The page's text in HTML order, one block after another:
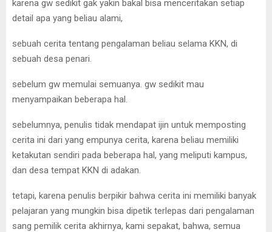
karena gw sedikit gak yakin bakal bisa menceritakan setiap
detail apa yang beliau alami,
sebuah cerita tentang pengalaman beliau selama KKN, di
sebuah desa penari.
sebelum gw memulai semuanya. gw sedikit mau
menyampaikan beberapa hal.
sebelumnya, penulis tidak mendapat ijin untuk memposting
cerita ini dari yang empunya cerita, karena beliau memiliki
ketakutan sendiri pada beberapa hal, yang meliputi kampus,
dan desa tempat KKN di adakan.
tetapi, karena penulis berpikir bahwa cerita ini memiliki banyak
pelajaran yang mungkin bisa dipetik terlepas dari pengalaman
sang pemilik cerita akhirnya, kami sepakat, bahwa, semua